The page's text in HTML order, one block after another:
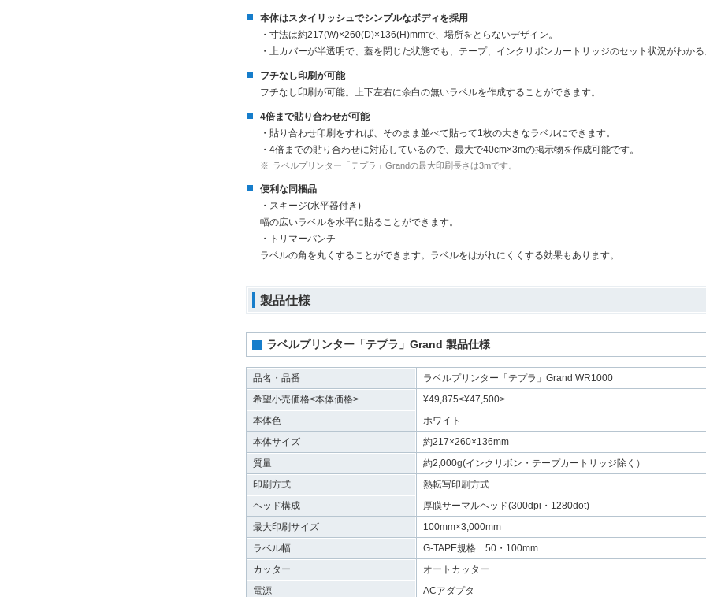
本体はスタイリッシュでシンプルなボディを採用
・寸法は約217(W)×260(D)×136(H)mmで、場所をとらないデザイン。
・上カバーが半透明で、蓋を閉じた状態でも、テープ、インクリボンカートリッジのセット状況がわかる
フチなし印刷が可能
フチなし印刷が可能。上下左右に余白の無いラベルを作成することができます。
4倍まで貼り合わせが可能
・貼り合わせ印刷をすれば、そのまま並べて貼って1枚の大きなラベルにできます。
・4倍までの貼り合わせに対応しているので、最大で40cm×3mの掲示物を作成可能です。
※ ラベルプリンター「テプラ」Grandの最大印刷長さは3mです。
便利な同梱品
・スキージ(水平器付き)
幅の広いラベルを水平に貼ることができます。
・トリマーパンチ
ラベルの角を丸くすることができます。ラベルをはがれにくくする効果もあります。
製品仕様
ラベルプリンター「テプラ」Grand 製品仕様
品名・品番
ラベルプリンター「テプラ」Grand WR1000
希望小売価格<本体価格>
¥49,875<¥47,500>
本体色
ホワイト
本体サイズ
約217×260×136mm
質量
約2,000g(インクリボン・テープカートリッジ除く）
印刷方式
熱転写印刷方式
ヘッド構成
厚膜サーマルヘッド(300dpi・1280dot)
最大印刷サイズ
100mm×3,000mm
ラベル幅
G-TAPE規格 50・100mm
カッター
オートカッター
電源
ACアダプタ